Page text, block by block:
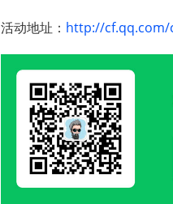
活动地址： http://cf.qq.com/